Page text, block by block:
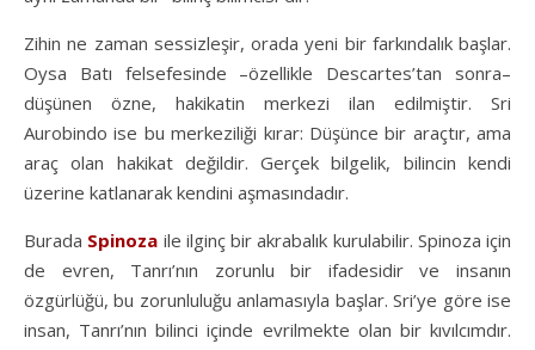
Zihin ne zaman sessizleşir, orada yeni bir farkındalık başlar.
Oysa Batı felsefesinde –özellikle Descartes’tan sonra–
düşünen özne, hakikatin merkezi ilan edilmiştir. Sri
Aurobindo ise bu merkeziliği kırar: Düşünce bir araçtır, ama
araç olan hakikat değildir. Gerçek bilgelik, bilincin kendi
üzerine katlanarak kendini aşmasındadır.
Burada Spinoza ile ilginç bir akrabalık kurulabilir. Spinoza için
de evren, Tanrı’nın zorunlu bir ifadesidir ve insanın
özgürlüğü, bu zorunluluğu anlamasıyla başlar. Sri’ye göre ise
insan, Tanrı’nın bilinci içinde evrilmekte olan bir kıvılcımdır.